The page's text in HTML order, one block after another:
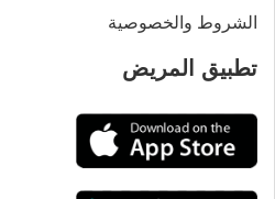
الشروط والخصوصية
تطبيق المريض